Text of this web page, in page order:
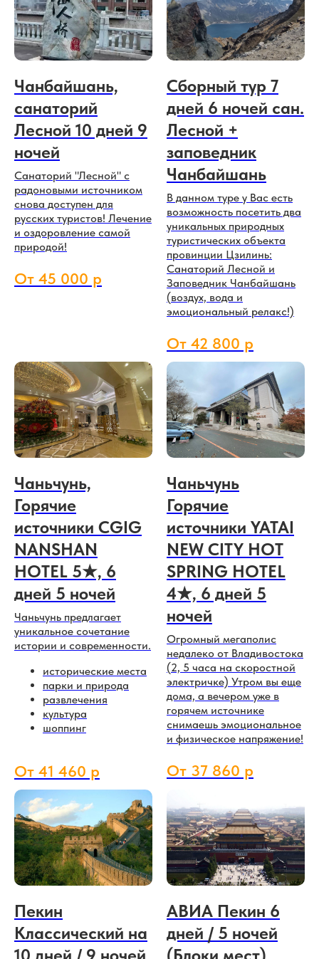
Чанбайшань,
санаторий
Лесной 10 дней 9
ночей
Санаторий "Лесной" с
радоновыми источником
снова доступен для
русских туристов! Лечение
и оздоровление самой
природой!
От 45 000 р
Сборный тур 7
дней 6 ночей сан.
Лесной +
заповедник
Чанбайшань
В данном туре у Вас есть
возможность посетить два
уникальных природных
туристических объекта
провинции Цзилинь:
Санаторий Лесной и
Заповедник Чанбайшань
(воздух, вода и
эмоциональный релакс!)
От 42 800 р
Чаньчунь,
Горячие
источники CGIG
NANSHAN
HOTEL 5★, 6
дней 5 ночей
Чаньчунь предлагает
уникальное сочетание
истории и современности.
исторические места
парки и природа
развлечения
культура
шоппинг
От 41 460 р
Чаньчунь
Горячие
источники YATAI
NEW CITY HOT
SPRING HOTEL
4★, 6 дней 5
ночей
Огромный мегаполис
недалеко от Владивостока
(2, 5 часа на скоростной
электричке) Утром вы еще
дома, а вечером уже в
горячем источнике
снимаешь эмоциональное
и физическое напряжение!
От 37 860 р
Пекин
Классический на
10 дней / 9 ночей
АВИА Пекин 6
дней / 5 ночей
(Блоки мест)